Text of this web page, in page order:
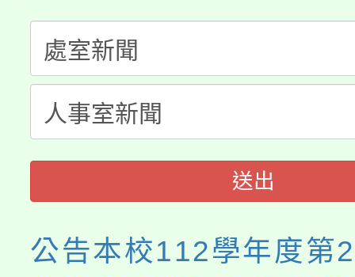
程，歡迎學生輔導中心
心理、諮商輔導、社會
系所師生報名參加。
縣市「校園短影音徵選
門員」簡章及活動海報
踴躍報名參加。
桃園市115學年度學生
要點
「桃園市補助參觀特色
展演活動實施計畫」
115年度「教育部表揚
義教育推展貢獻獎」
送出
公告本校112學年度第